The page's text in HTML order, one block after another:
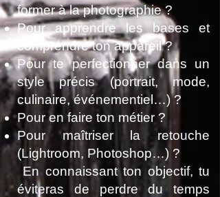
former à la photographie ?
Pour apprendre les bases et
comprendre ton appareil ?
Pour te perfectionner dans un
style précis (portrait, mode,
culinaire, événementiel…) ?
Pour en faire ton métier ?
Pour maîtriser la retouche
(Lightroom, Photoshop…) ?
En connaissant ton objectif, tu
éviteras de perdre du temps